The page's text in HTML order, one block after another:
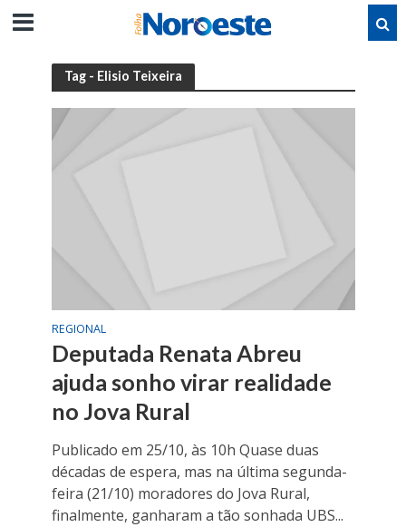
Tag - Elisio Teixeira
REGIONAL
Deputada Renata Abreu
ajuda sonho virar realidade
no Jova Rural
Publicado em 25/10, às 10h Quase duas
décadas de espera, mas na última segunda-
feira (21/10) moradores do Jova Rural,
finalmente, ganharam a tão sonhada UBS...